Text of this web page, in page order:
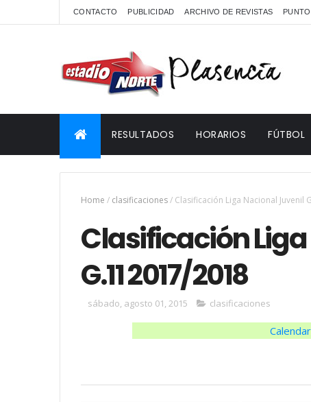
CONTACTO PUBLICIDAD ARCHIVO DE REVISTAS
RESULTADOS HORARIOS FÚTBOL
Home / clasificaciones/ Clasificación Liga Nacional Juvenil
Clasificación
G.11 2017/2018
sábado, agosto 01, 2015 clasificaciones